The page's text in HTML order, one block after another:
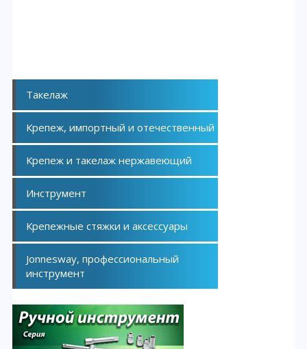
Такелаж
Крепеж, импортный и отечественный
Крепеж и такелаж нержавеющий
Инструмент
Крепежные стяжки и аксессуары
Jonnesway, профессиональный
инструмент